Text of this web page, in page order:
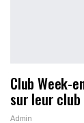
Club Week-
sur leur club
Admin